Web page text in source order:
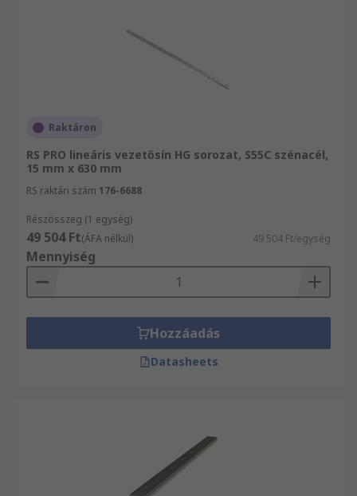
Raktáron
RS PRO lineáris vezetősín HG sorozat, S55C szénacél,
15 mm x 630 mm
RS raktári szám 176-6688
Részösszeg (1 egység)
49 504 Ft(ÁFA nélkül) 49 504 Ft/egység
Mennyiség
Hozzáadás
Datasheets